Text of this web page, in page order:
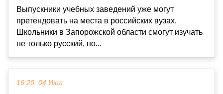
Выпускники учебных заведений уже могут
претендовать на места в российских вузах.
Школьники в Запорожской области смогут изучать
не только русский, но...
16:20, 04 Июл